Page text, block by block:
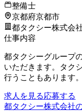
整備士
京都府京都市
都タクシー株式会
仕事内容
都タクシーグループ
いただきます。タク
行うこともあります。
求人を見る応募する
都タクシー株式会社